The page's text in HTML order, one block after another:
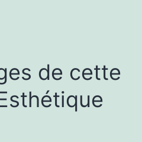
de cette